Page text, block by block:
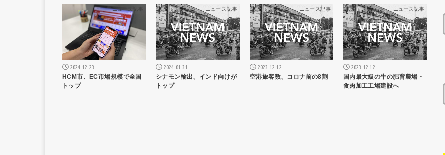
ニュース記事
2024.12.23
HCM市、EC市場規模で全国
トップ
ニュース記事
2024.01.31
シナモン輸出、インド向けが
トップ
ニュース記事
2023.12.12
空港旅客数、コロナ前の8割
ニュース記事
2023.12.12
国内最大級の牛の肥育農場・
食肉加工工場建設へ